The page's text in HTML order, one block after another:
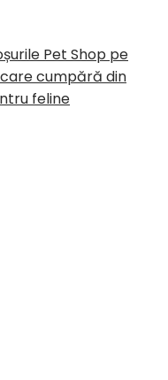
Pet Shop pe
care cumpără din
feline